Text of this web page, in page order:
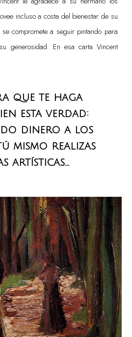
incluso a costa del bienestar de su
compromete a seguir pintando para
generosidad. En esa carta Vincent
que te haga
esta verdad:
dinero a los
mismo realizas
artísticas...